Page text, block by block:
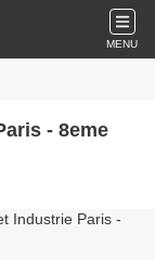
MENU
- 8eme